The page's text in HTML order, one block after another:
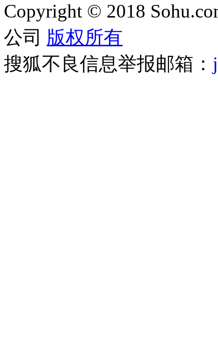
Copyright © 2018
公司 版权所有
搜狐不良信息举报邮箱：